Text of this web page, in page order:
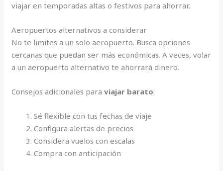
viajar en temporadas altas o festivos para ahorrar.
Aeropuertos alternativos a considerar
No te limites a un solo aeropuerto. Busca opciones
cercanas que puedan ser más económicas. A veces, volar
a un aeropuerto alternativo te ahorrará dinero.
Consejos adicionales paraviajar barato:
Sé flexible con tus fechas de viaje
Configura alertas de precios
Considera vuelos con escalas
Compra con anticipación